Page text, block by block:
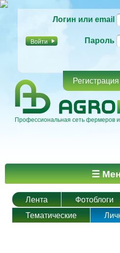
основному
Логин или email
Пароль
Регистрация
Профессиональная сеть фермеров
Главное меню ☰
Лента Фотоблоги
Тематические